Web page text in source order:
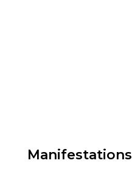
Manifestations